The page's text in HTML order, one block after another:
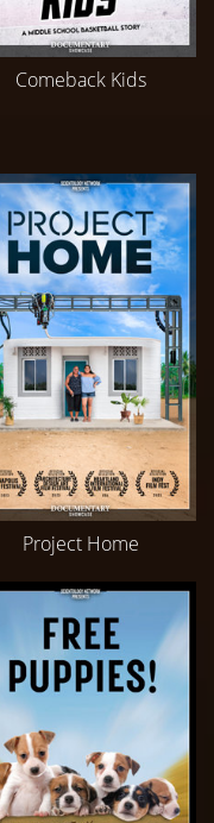
Comeback Kids
Project Home